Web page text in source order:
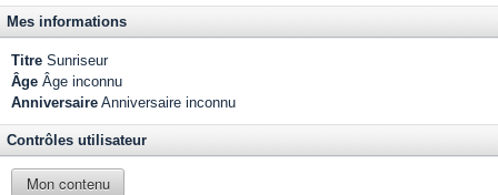
Mes informations
Titre Sunriseur
Âge Âge inconnu
Anniversaire Anniversaire inconnu
Contrôles utilisateur
Mon contenu